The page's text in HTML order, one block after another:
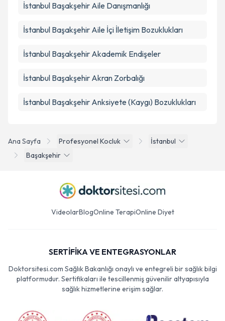
Ana Sayfa Profesyonel Kocluk
İstanbul
Başakşehir
İstanbul Başakşehir Aile Danışmanlığı
İstanbul Başakşehir Aile İçi İletişim Bozuklukları
İstanbul Başakşehir Akademik Endişeler
İstanbul Başakşehir Akran Zorbalığı
İstanbul Başakşehir Anksiyete (Kaygı) Bozuklukları
VideolarBlogOnline TerapiOnline Diyet
SERTİFİKA VE ENTEGRASYONLAR
Doktorsitesi.com Sağlık Bakanlığı onaylı ve entegreli bir sağlık bilgi
platformudur. Sertifikaları ile tescillenmiş güvenilir altyapısıyla
sağlık hizmetlerine erişim sağlar.